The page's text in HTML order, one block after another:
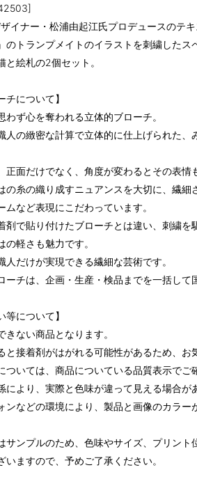
イナー・松浦由起江氏プロデュースのテ
のトランプメイトのイラストを刺繍したス
と絵札の2個セット。
チについて】
わず心を奪われる立体的ブローチ。
人の緻密な計算で立体的に仕上げられた、
正面だけでなく、角度が変わるとその表情
の糸の織り成すニュアンスを大切に、繊細
ムなど表現にこだわっています。
剤で貼り付けたブローチとは違い、刺繍を
の軽さも魅力です。
人だけが実現できる繊細な芸術です。
ーチは、企画・生産・検品までを一括して
等について】
きない商品となります。
接着剤がはがれる可能性があるため、お
ついては、商品についている品質表示でご
により、実際と色味が違って見える場合が
ンなどの環境により、製品と画像のカラー
サンプルのため、色味やサイズ、プリント
いますので、予めご了承ください。